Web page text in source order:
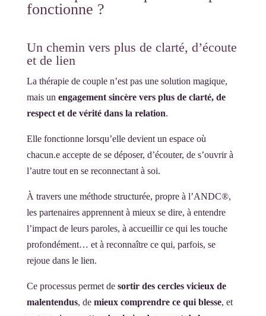
fonctionne ?
Un chemin vers plus de clarté, d’écoute
et de lien
La thérapie de couple n’est pas une solution magique,
mais un engagement sincère vers plus de clarté, de
respect et de vérité dans la relation.
Elle fonctionne lorsqu’elle devient un espace où
chacun.e accepte de se déposer, d’écouter, de s’ouvrir à
l’autre tout en se reconnectant à soi.
À travers une méthode structurée, propre à l’ANDC®,
les partenaires apprennent à mieux se dire, à entendre
l’impact de leurs paroles, à accueillir ce qui les touche
profondément… et à reconnaître ce qui, parfois, se
rejoue dans le lien.
Ce processus permet de sortir des cercles vicieux de
malentendus, de mieux comprendre ce qui blesse, et